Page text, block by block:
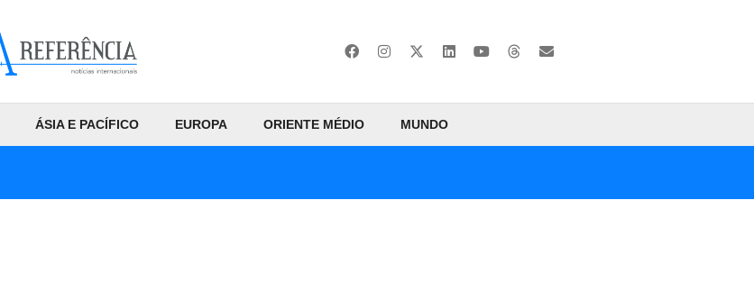
ÁSIA E PACÍFICO EUROPA ORIENTE MÉDIO MUNDO